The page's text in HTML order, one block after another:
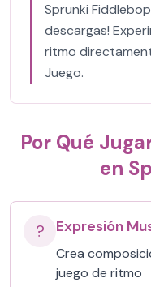
Sprunki
descargas!
ritmo
Juego.
Por Qué
en
? Expresión
Crea
juego de ritmo